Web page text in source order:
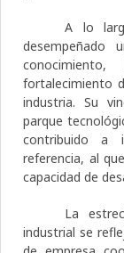
A lo
desempeñado
fortalecimiento
industria. Su
parque
contribuido a
referencia, al
capacidad de
La
industrial se